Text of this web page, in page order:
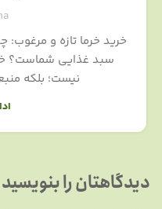
خرید خرما تازه و مرغوب:
سبد غذایی شماست؟
نیست؛ بلکه
دیدگاهتان را بنویسید